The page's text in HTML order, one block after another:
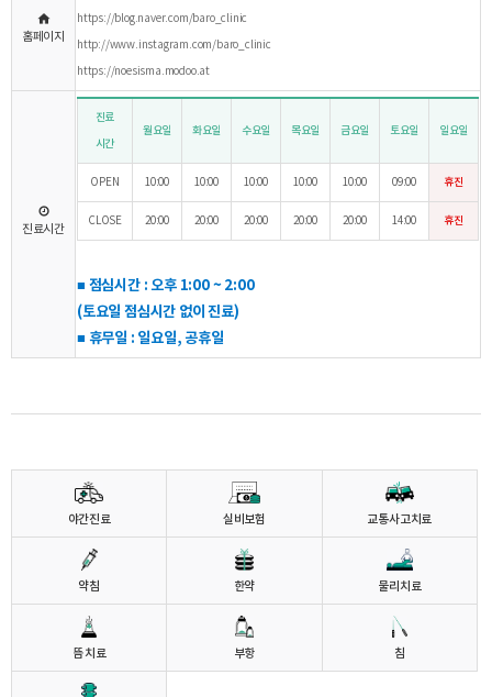
홈페이지
https://blog.naver.com/baro_clinic
http://www.instagram.com/baro_clinic
https://noesisma.modoo.at
진료시간
진료
시간
월요일 화요일 수요일 목요일 금요일 토요일 일요일
OPEN 10:00 10:00 10:00 10:00 10:00 09:00 휴진
CLOSE 20:00 20:00 20:00 20:00 20:00 14:00 휴진
■ 점심시간 : 오후 1:00 ~ 2:00
(토요일 점심시간 없이 진료)
■ 휴무일 : 일요일, 공휴일
야간진료 실비보험 교통사고치료
약침 한약 물리치료
뜸 치료 부항 침